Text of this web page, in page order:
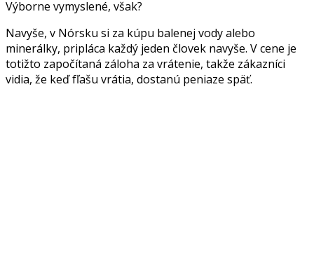
Výborne vymyslené, však?
Navyše, v Nórsku si za kúpu balenej vody alebo
minerálky, pripláca každý jeden človek navyše. V cene je
totižto započítaná záloha za vrátenie, takže zákazníci
vidia, že keď fľašu vrátia, dostanú peniaze späť.